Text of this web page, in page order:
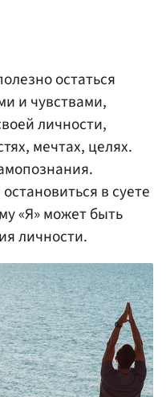
остаться
и чувствами,
личности,
мечтах, целях.
в суете
«Я» может быть
личности.